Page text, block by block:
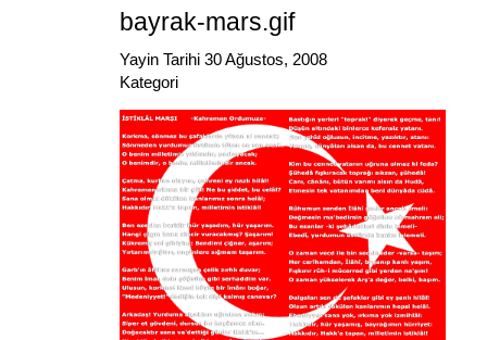
bayrak-mars.gif
Yayin Tarihi 30 Ağustos, 2008
Kategori